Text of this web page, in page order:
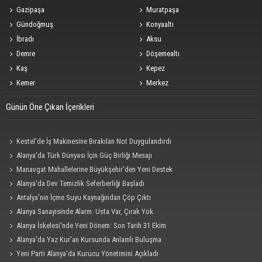
Gazipaşa
Gündoğmuş
İbradı
Demre
Kaş
Kemer
Muratpaşa
Konyaaltı
Aksu
Döşemealtı
Kepez
Merkez
Günün Öne Çıkan İçerikleri
Kestel'de İş Makinesine Bırakılan Not Duygulandırdı
Alanya'da Türk Dünyası İçin Güç Birliği Mesajı
Manavgat Mahallelerine Büyükşehir'den Yeni Destek
Alanya'da Dev Temizlik Seferberliği Başladı
Antalya'nın İçme Suyu Kaynağından Çöp Çıktı
Alanya Sanayisinde Alarm: Usta Var, Çırak Yok
Alanya İskelesi'nde Yeni Dönem: Son Tarih 31 Ekim
Alanya'da Yaz Kur'an Kursunda Anlamlı Buluşma
Yeni Parti Alanya'da Kurucu Yönetimini Açıkladı